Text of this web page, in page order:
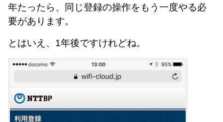
年たったら、同じ登録の操作をもう一度やる必
要があります。
とはいえ、1年後ですけれどね。